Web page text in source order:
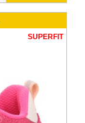
SUPERFIT